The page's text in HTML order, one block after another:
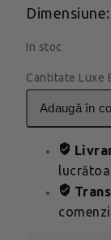
In stoc
Cantitate Luxe
adaugă în